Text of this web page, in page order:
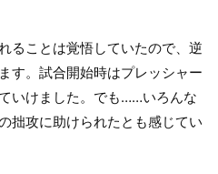
ることは覚悟していたので、逆
す。試合開始時はプレッシャー
いけました。でも……いろんな
拙攻に助けられたとも感じてい